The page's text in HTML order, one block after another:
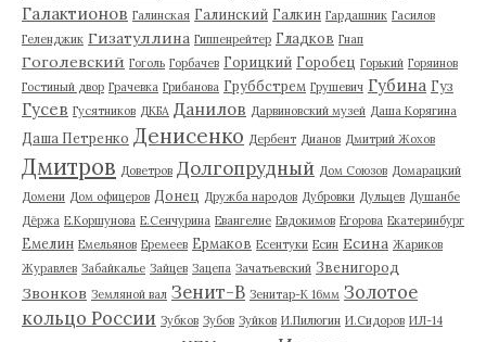
Галактионов Галинская Галинский Галкин Гардашник Гасилов
Геленджик Гизатуллина Гиппенрейтер Гладков Гнап
Гоголевский Гоголь Горбачев Горицкий Горобец Горький Горяинов
Гостиный двор Грачевка Грибанова Груббстрем Грушевич Губина Гуз
Гусев Гусятников ДКБА Данилов Дарвиновский музей Даша Корягина
Даша Петренко Денисенко Дербент Дианов Дмитрий Жохов
Дмитров Доветров Долгопрудный Дом Союзов Домарацкий
Домени Дом офицеров Донец Дружба народов Дубровки Дульцев Душанбе
Дёржа Е.Коршунова Е.Сенчурина Евангелие Евдокимов Егорова Екатеринбург
Емелин Емельянов Еремеев Ермаков Есентуки Есин Есина Жариков
Журавлев Забайкалье Зайцев Зацепа Зачатьевский Звенигород
Звонков Земляной вал Зенит-В Зенитар-К 16мм Золотое
кольцо России Зубков Зубов Зуйков И.Пилюгин И.Сидоров ИЛ-14